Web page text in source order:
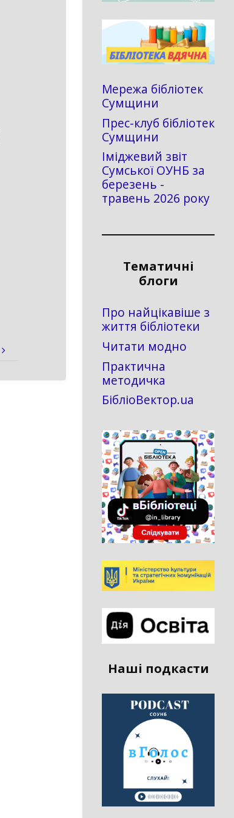
Мережа бібліотек
Сумщини
Прес-клуб бібліотек
Сумщини
Іміджевий звіт
Сумської ОУНБ за
березень -
травень 2026 року
Тематичні
блоги
Про найцікавіше з
життя бібліотеки
Читати модно
Практична
методичка
БібліоВектор.ua
Наші подкасти